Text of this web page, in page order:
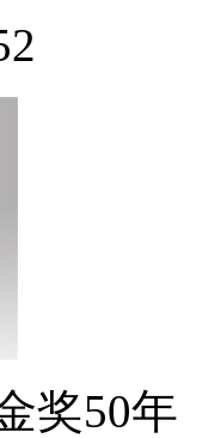
奖50年